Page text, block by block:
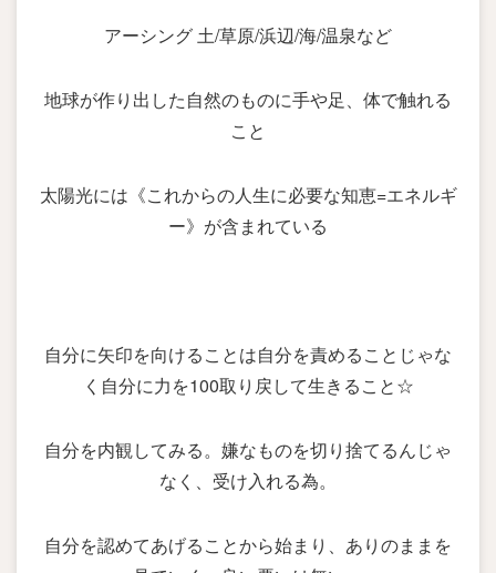
アーシング 土/草原/浜辺/海/温泉など
地球が作り出した自然のものに手や足、体で触れる
こと
太陽光には《これからの人生に必要な知恵=エネルギ
ー》が含まれている
自分に矢印を向けることは自分を責めることじゃな
く自分に力を100取り戻して生きること☆
自分を内観してみる。嫌なものを切り捨てるんじゃ
なく、受け入れる為。
自分を認めてあげることから始まり、ありのままを